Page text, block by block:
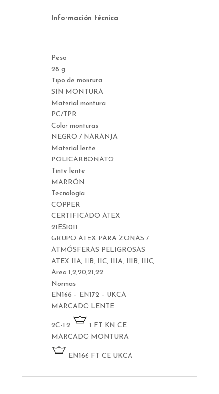
Información técnica
Peso
28 g
Tipo de montura
SIN MONTURA
Material montura
PC/TPR
Color monturas
NEGRO / NARANJA
Material lente
POLICARBONATO
Tinte lente
MARRÓN
Tecnología
COPPER
CERTIFICADO ATEX
21ES1011
GRUPO ATEX PARA ZONAS /
ATMÓSFERAS PELIGROSAS
ATEX IIA, IIB, IIC, IIIA, IIIB, IIIC,
Area 1,2,20,21,22
Normas
EN166 – EN172 – UKCA
MARCADO LENTE
2C-1.2
1 FT KN CE
MARCADO MONTURA
EN166 FT CE UKCA